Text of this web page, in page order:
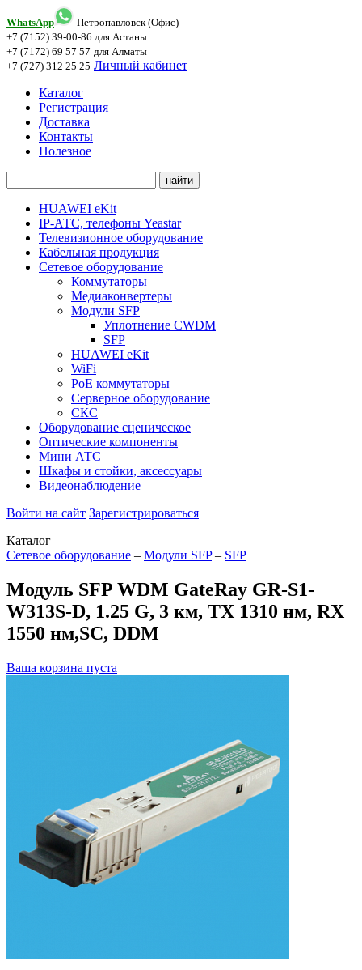
WhatsApp
Петропавловск (Офис)
+7 (7152) 39-00-86 для Астаны
+7 (7172) 69 57 57 для Алматы
+7 (727) 312 25 25 Личный кабинет
Каталог
Регистрация
Доставка
Контакты
Полезное
HUAWEI eKit
IP-АТС, телефоны Yeastar
Телевизионное оборудование
Кабельная продукция
Сетевое оборудование
Коммутаторы
Медиаконвертеры
Модули SFP
Уплотнение CWDM
SFP
HUAWEI eKit
WiFi
PoE коммутаторы
Серверное оборудование
СКС
Оборудование сценическое
Оптические компоненты
Мини АТС
Шкафы и стойки, аксессуары
Видеонаблюдение
Войти на сайт Зарегистрироваться
Каталог
Сетевое оборудование – Модули SFP– SFP
Модуль SFP WDM GateRay GR-S1-
W313S-D, 1.25 G, 3 км, TX 1310 нм, RX
1550 нм,SC, DDM
Ваша корзина пуста